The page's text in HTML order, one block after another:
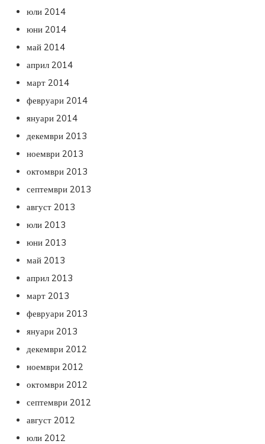
юли 2014
юни 2014
май 2014
април 2014
март 2014
февруари 2014
януари 2014
декември 2013
ноември 2013
октомври 2013
септември 2013
август 2013
юли 2013
юни 2013
май 2013
април 2013
март 2013
февруари 2013
януари 2013
декември 2012
ноември 2012
октомври 2012
септември 2012
август 2012
юли 2012